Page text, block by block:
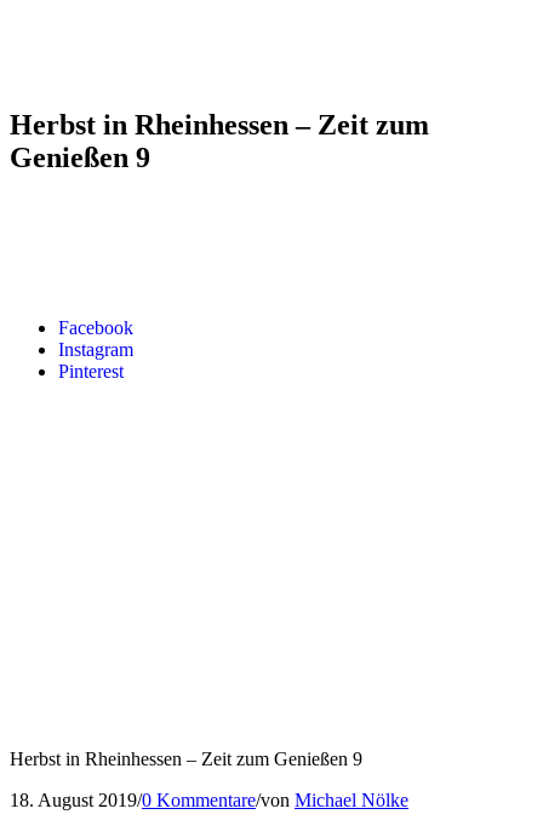
Facebook
Instagram
Pinterest
Herbst in Rheinhessen – Zeit zum
Genießen 9
Herbst in Rheinhessen – Zeit zum Genießen 9
18. August 2019/0 Kommentare/von Michael Nölke